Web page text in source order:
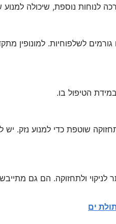
לנוחות נוספת, שיכולה למנוע
גורמים לשלפוחיות. למונופין
הטיפול בו.
שוטפת כדי למנוע נזק.
לניקוי ולתחזוקה. הם גם
ים